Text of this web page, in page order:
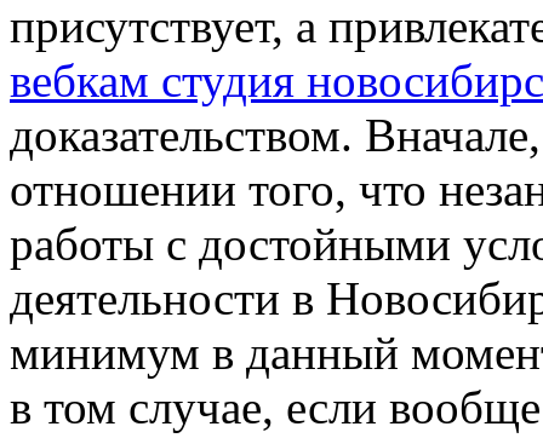
присутствует, а
вебкам студия
доказательством.
отношении того, что
работы с достойными
деятельности в
минимум в данный
в том случае, если